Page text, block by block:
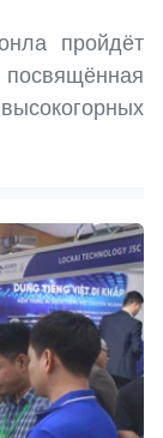
пройдёт
посвящённая